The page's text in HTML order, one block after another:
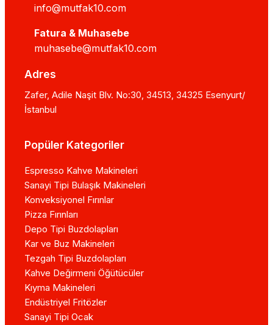
info@mutfak10.com
Fatura & Muhasebe
muhasebe@mutfak10.com
Adres
Zafer, Adile Naşit Blv. No:30, 34513, 34325 Esenyurt/
İstanbul
Popüler Kategoriler
Espresso Kahve Makineleri
Sanayi Tipi Bulaşık Makineleri
Konveksiyonel Fırınlar
Pizza Fırınları
Depo Tipi Buzdolapları
Kar ve Buz Makineleri
Tezgah Tipi Buzdolapları
Kahve Değirmeni Öğütücüler
Kıyma Makineleri
Endüstriyel Fritözler
Sanayi Tipi Ocak